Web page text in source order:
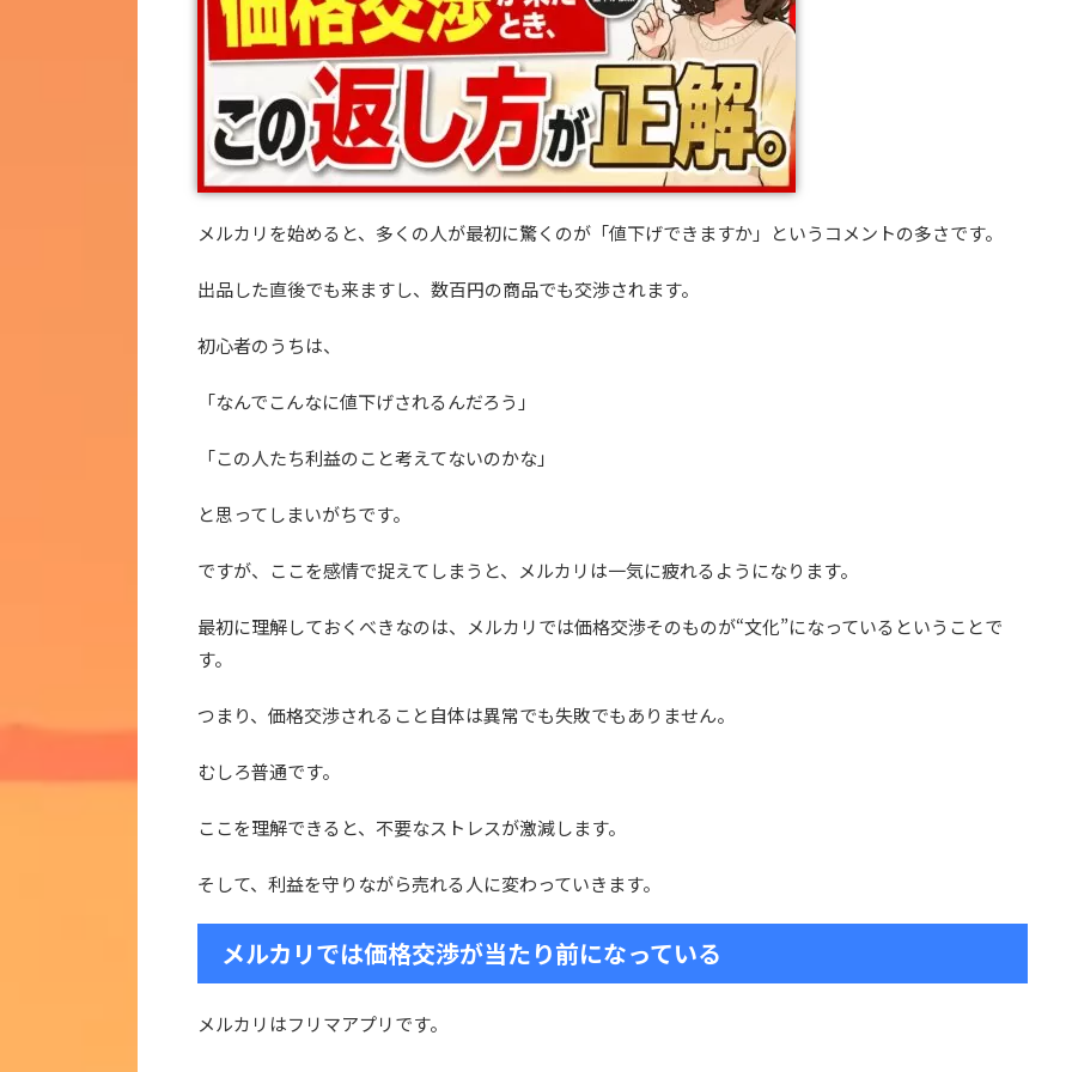
メルカリを始めると、多くの人が最初に驚くのが「値下げできますか」というコメントの多さです。
出品した直後でも来ますし、数百円の商品でも交渉されます。
初心者のうちは、
「なんでこんなに値下げされるんだろう」
「この人たち利益のこと考えてないのかな」
と思ってしまいがちです。
ですが、ここを感情で捉えてしまうと、メルカリは一気に疲れるようになります。
最初に理解しておくべきなのは、メルカリでは価格交渉そのものが“文化”になっているということで
す。
つまり、価格交渉されること自体は異常でも失敗でもありません。
むしろ普通です。
ここを理解できると、不要なストレスが激減します。
そして、利益を守りながら売れる人に変わっていきます。
メルカリでは価格交渉が当たり前になっている
メルカリはフリマアプリです。